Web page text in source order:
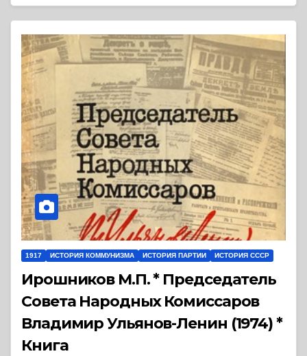
1917 ИСТОРИЯ КОММУНИЗМА ИСТОРИЯ ПАРТИИ ИСТОРИЯ СССР
Ирошников М.П. * Председатель
Совета Народных Комиссаров
Владимир Ульянов-Ленин (1974) *
Книга